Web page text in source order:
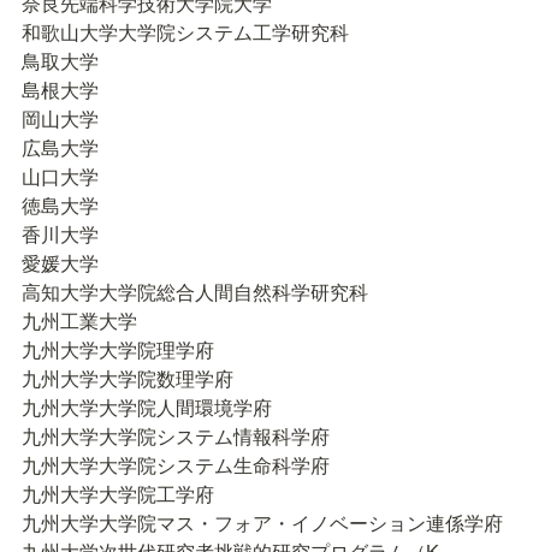
和歌山大学大学院システム工学研究科
鳥取大学
島根大学
岡山大学
広島大学
山口大学
徳島大学
香川大学
愛媛大学
高知大学大学院総合人間自然科学研究科
九州工業大学
九州大学大学院理学府
九州大学大学院数理学府
九州大学大学院人間環境学府
九州大学大学院システム情報科学府
九州大学大学院システム生命科学府
九州大学大学院工学府
九州大学大学院マス・フォア・イノベーション連係学府